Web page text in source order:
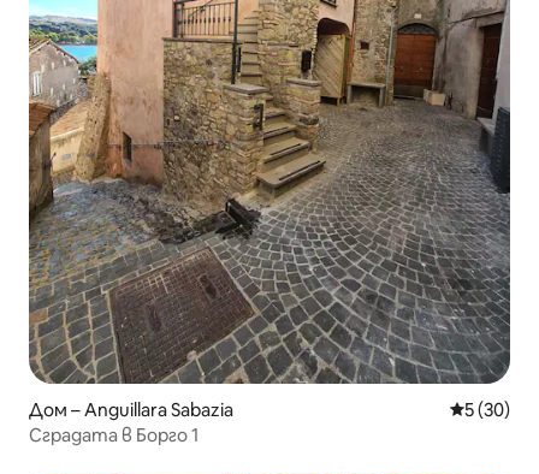
Дом – Anguillara Sabazia Средна
5 (30)
Сградата в Борго 1